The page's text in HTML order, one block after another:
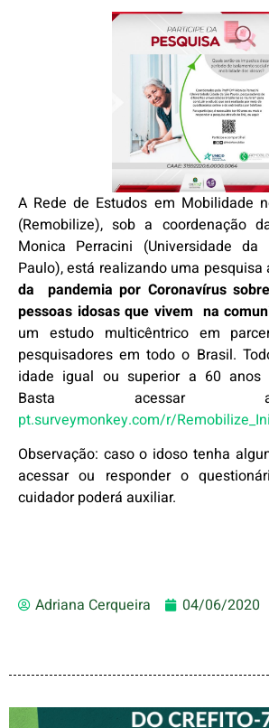
A Rede de Estudos em Mobilidade
(Remobilize), sob a coordenação
Monica Perracini (Universidade
Paulo), está realizando uma pesquisa
da pandemia por Coronavírus
pessoas idosas que vivem na
um estudo multicêntrico em
pesquisadores em todo o Brasil.
idade igual ou superior a 60 anos
Basta acessar
pt.surveymonkey.com/r/
Observação: caso o idoso tenha
acessar ou responder o
cuidador poderá auxiliar.
Adriana Cerqueira 04/06/2020